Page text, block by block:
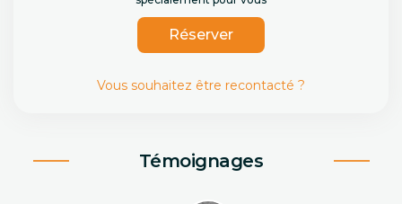
Réserver
Vous souhaitez être recontacté ?
Témoignages